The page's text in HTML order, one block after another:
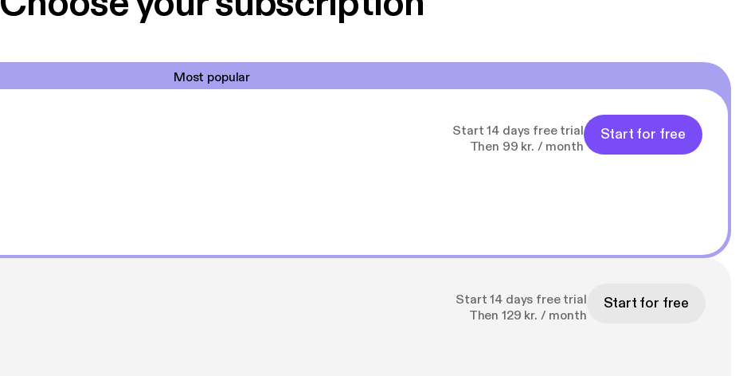
Most popular
Start 14 days free trial
Then 99 kr. / month
Start for free
Start 14 days free trial
Then 129 kr. / month
Start for free